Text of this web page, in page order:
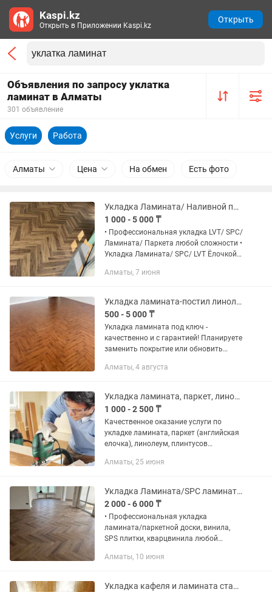
Объявления по запросу уклатка
ламинат в Алматы
301 объявление
Услуги Работа
Алматы Цена На обмен Есть фото
Укладка Ламината/ Наливной пол/ LVT/ SPC/ Паркета/ Стяжка
1 000 - 5 000 ₸
• Профессиональная укладка LVT/ SPC/
Ламината/ Паркета любой сложности •
Укладка Ламината/ SPC/ LVT Ёлочкой
SPC/ Ламината/ Паркета не снимая
Алматы, 7 июня
Укладка ламината-постил линолеума
500 - 5 000 ₸
Укладка ламината под ключ -
качественно и с гарантией! Планируете
заменить покрытие или обновить
профессиональную укладку ламината
-Подготовка...
Алматы, 4 августа
Укладка ламината, паркет, линолеум, плинтусов, м/д дверей, наливной пол.
1 000 - 2 500 ₸
Качественное оказание услуги по
укладке ламината, паркет (английская
елочка), линолеум, плинтусов
установка дверей, наливной пол, опыт
Алматы, 25 июня
Укладка Ламината/SPC ламината, Артвинила/Паркетной доски. Наливной пол.
2 000 - 6 000 ₸
• Профессиональная укладка
ламината/паркетной доски, винила,
SPS плитки, кварцвинила любой
и реперным маякам, под любой тип
Алматы, 10 июня
Укладка кафеля и ламината стаж 7 лет
Kaspi.kz
Открыть в Приложении Kaspi.kz
Открыть